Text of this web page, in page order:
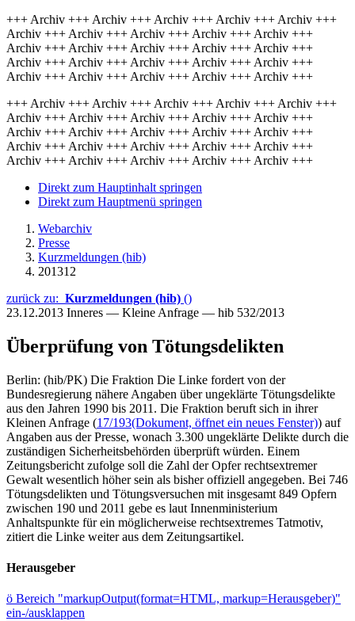
+++ Archiv +++ Archiv +++ Archiv +++ Archiv +++ Archiv +++
Archiv +++ Archiv +++ Archiv +++ Archiv +++ Archiv +++
Archiv +++ Archiv +++ Archiv +++ Archiv +++ Archiv +++
Archiv +++ Archiv +++ Archiv +++ Archiv +++ Archiv +++
Archiv +++ Archiv +++ Archiv +++ Archiv +++ Archiv +++
+++ Archiv +++ Archiv +++ Archiv +++ Archiv +++ Archiv +++
Archiv +++ Archiv +++ Archiv +++ Archiv +++ Archiv +++
Archiv +++ Archiv +++ Archiv +++ Archiv +++ Archiv +++
Archiv +++ Archiv +++ Archiv +++ Archiv +++ Archiv +++
Archiv +++ Archiv +++ Archiv +++ Archiv +++ Archiv +++
Direkt zum Hauptinhalt springen
Direkt zum Hauptmenü springen
Webarchiv
Presse
Kurzmeldungen (hib)
201312
zurück zu: Kurzmeldungen (hib) ()
23.12.2013 Inneres — Kleine Anfrage — hib 532/2013
Überprüfung von Tötungsdelikten
Berlin: (hib/PK) Die Fraktion Die Linke fordert von der
Bundesregierung nähere Angaben über ungeklärte Tötungsdelikte
aus den Jahren 1990 bis 2011. Die Fraktion beruft sich in ihrer
Kleinen Anfrage (17/193(Dokument, öffnet ein neues Fenster)) auf
Angaben aus der Presse, wonach 3.300 ungeklärte Delikte durch die
zuständigen Sicherheitsbehörden überprüft würden. Einem
Zeitungsbericht zufolge soll die Zahl der Opfer rechtsextremer
Gewalt wesentlich höher sein als bisher offiziell angegeben. Bei 746
Tötungsdelikten und Tötungsversuchen mit insgesamt 849 Opfern
zwischen 190 und 2011 gebe es laut Innenministerium
Anhaltspunkte für ein möglicherweise rechtsextremes Tatmotiv,
zitiert die Linke weiter aus dem Zeitungsartikel.
Herausgeber
ö Bereich "markupOutput(format=HTML, markup=Herausgeber)"
ein-/ausklappen